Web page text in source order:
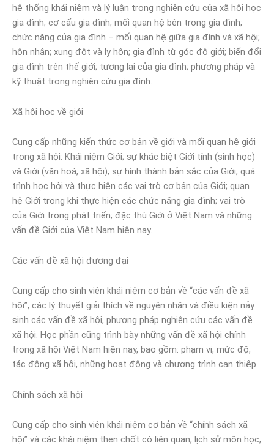
hệ thống khái niệm và lý luận trong nghiên cứu của xã hội học
gia đình; cơ cấu gia đình; mối quan hệ bên trong gia đình;
chức năng của gia đình – mối quan hệ giữa gia đình và xã hội;
hôn nhân; xung đột và ly hôn; gia đình từ góc độ giới; biến đổi
gia đình trên thế giới; tương lai của gia đình; phương pháp và
kỹ thuật trong nghiên cứu gia đình.
Xã hội học về giới
Cung cấp những kiến thức cơ bản về giới và mối quan hệ giới
trong xã hội: Khái niệm Giới; sự khác biệt Giới tính (sinh học)
và Giới (văn hoá, xã hội); sự hình thành bản sắc của Giới; quá
trình học hỏi và thực hiện các vai trò cơ bản của Giới; quan
hệ Giới trong khi thực hiện các chức năng gia đình; vai trò
của Giới trong phát triển; đặc thù Giới ở Việt Nam và những
vấn đề Giới của Việt Nam hiện nay.
Các vấn đề xã hội đương đại
Cung cấp cho sinh viên khái niệm cơ bản về “các vấn đề xã
hội”, các lý thuyết giải thích về nguyên nhân và điều kiện nảy
sinh các vấn đề xã hội, phương pháp nghiên cứu các vấn đề
xã hội. Học phần cũng trình bày những vấn đề xã hội chính
trong xã hội Việt Nam hiện nay, bao gồm: phạm vi, mức độ,
tác động xã hội, những hoạt động và chương trình can thiệp.
Chính sách xã hội
Cung cấp cho sinh viên khái niệm cơ bản về “chính sách xã
hội” và các khái niệm then chốt có liên quan, lịch sử môn học,